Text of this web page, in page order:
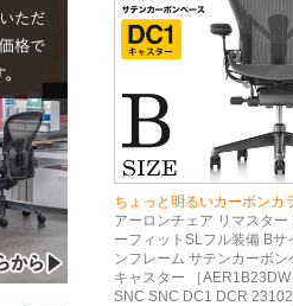
ちょっと明るいカーボンカ
アーロンチェア リマスター
ーフィットSLフル装備 Bサ
ンフレーム サテンカーボン
キャスター ［
SNC SNC DC1 DCR 23102